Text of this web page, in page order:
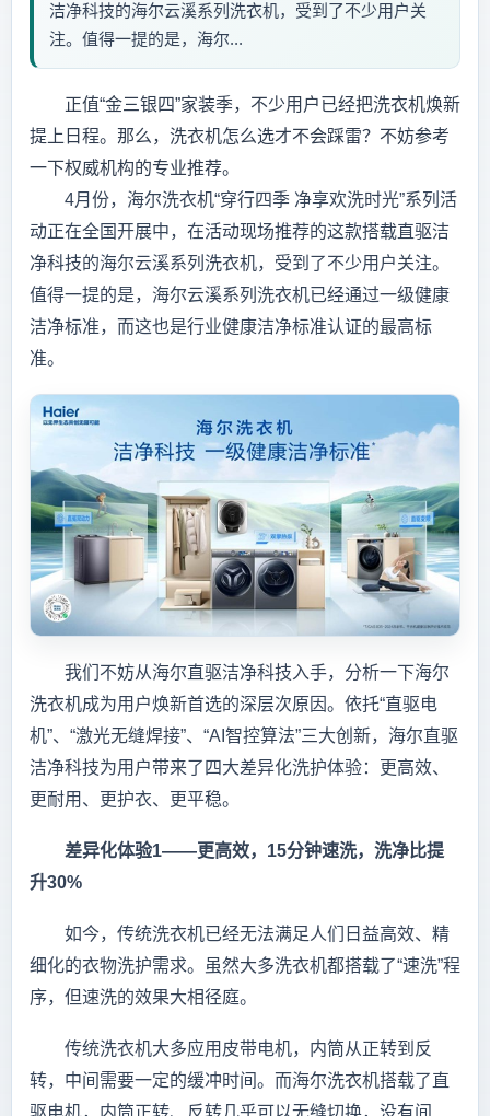
洁净科技的海尔云溪系列洗衣机，受到了不少用户关
注。值得一提的是，海尔...
正值“金三银四”家装季，不少用户已经把洗衣机焕新
提上日程。那么，洗衣机怎么选才不会踩雷？不妨参考
一下权威机构的专业推荐。
4月份，海尔洗衣机“穿行四季 净享欢洗时光”系列活
动正在全国开展中，在活动现场推荐的这款搭载直驱洁
净科技的海尔云溪系列洗衣机，受到了不少用户关注。
值得一提的是，海尔云溪系列洗衣机已经通过一级健康
洁净标准，而这也是行业健康洁净标准认证的最高标
准。
我们不妨从海尔直驱洁净科技入手，分析一下海尔
洗衣机成为用户焕新首选的深层次原因。依托“直驱电
机”、“激光无缝焊接”、“AI智控算法”三大创新，海尔直驱
洁净科技为用户带来了四大差异化洗护体验：更高效、
更耐用、更护衣、更平稳。
差异化体验1——更高效，15分钟速洗，洗净比提
升30%
如今，传统洗衣机已经无法满足人们日益高效、精
细化的衣物洗护需求。虽然大多洗衣机都搭载了“速洗”程
序，但速洗的效果大相径庭。
传统洗衣机大多应用皮带电机，内筒从正转到反
转，中间需要一定的缓冲时间。而海尔洗衣机搭载了直
驱电机，内筒正转、反转几乎可以无缝切换，没有间